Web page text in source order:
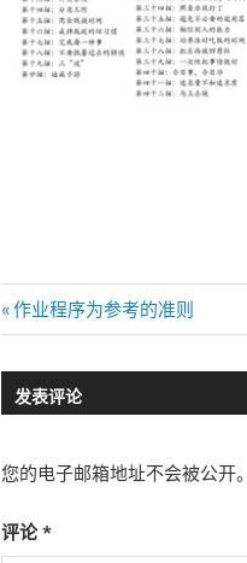
文
章
导
航
Previous
Post:
作业程序为参考的准则
发表评论
您的电子邮箱地址不会被公开。
评论*